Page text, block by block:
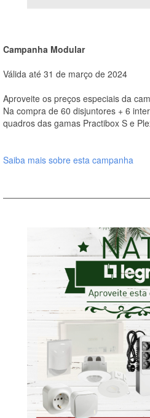
Campanha Modular
Válida até 31 de março de 2024
Aproveite os preços especiais da
Na compra de 60 disjuntores + 6
quadros das gamas Practibox S e
Saiba mais sobre esta campanha